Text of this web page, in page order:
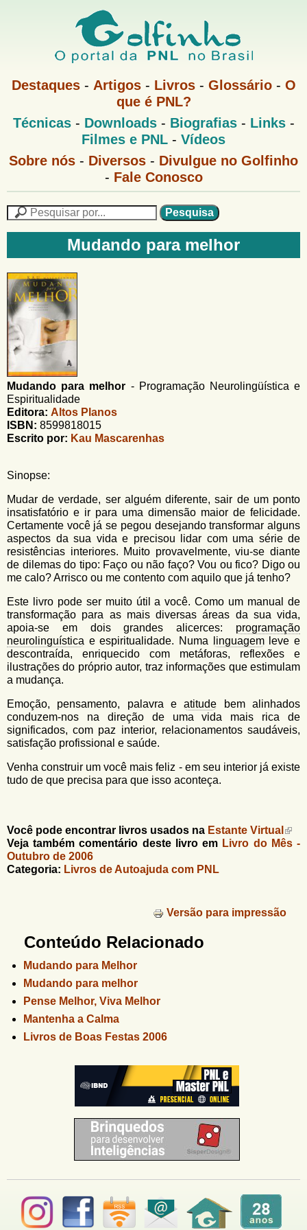
Pular
para
o
principal
G
f
i
n
h
o
M
u
Destaques- Artigos- Livros- Glossário- O
que é PNL?
M
e
P
Técnicas- Downloads- Biografias- Links-
Filmes e PNL - Vídeos
G
n
e
n
u
Sobre nós - Diversos - Divulgue no Golfinho
- Fale Conosco
F
r
m
u
l
á
r
i
o
d
b
u
s
c
a
e
i
s
a
n
o
G
o
l
f
i
n
h
o
Mudando para melhor
Mudando para melhor - Programação Neurolingüística e
Espiritualidade
Editora: Altos Planos
ISBN: 8599818015
Escrito por: Kau Mascarenhas
Sinopse:
Mudar de verdade, ser alguém diferente, sair de um ponto
insatisfatório e ir para uma dimensão maior de felicidade.
Certamente você já se pegou desejando transformar alguns
aspectos da sua vida e precisou lidar com uma série de
resistências interiores. Muito provavelmente, viu-se diante
de dilemas do tipo: Faço ou não faço? Vou ou fico? Digo ou
me calo? Arrisco ou me contento com aquilo que já tenho?
Este livro pode ser muito útil a você. Como um manual de
transformação para as mais diversas áreas da sua vida,
apoia-se em dois grandes alicerces: programação
neurolinguística e espiritualidade. Numa linguagemleve e
descontraída, enriquecido com metáforas, reflexões e
ilustrações do próprio autor, traz informações que estimulam
a mudança.
Emoção, pensamento, palavra eatitude bem alinhados
conduzem-nos na direção de uma vida mais rica de
significados, com paz interior, relacionamentos saudáveis,
satisfação profissional e saúde.
Venha construir um você mais feliz - em seu interior já existe
tudo de que precisa para que isso aconteça.
Você pode encontrar livros usados na Estante Virtual
Veja também comentário deste livro em Livro do Mês -
Outubro de 2006
Categoria: Livros de Autoajuda com PNL
Versão para impressão
Conteúdo Relacionado
Mudando para Melhor
Mudando para melhor
Pense Melhor, Viva Melhor
Mantenha a Calma
Livros de Boas Festas 2006